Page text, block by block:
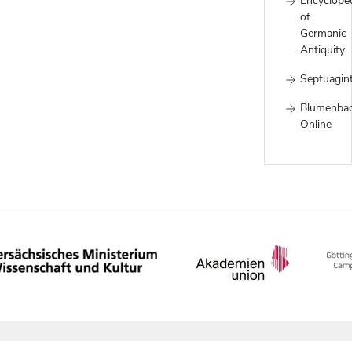
of
Germanic
Antiquity
Online